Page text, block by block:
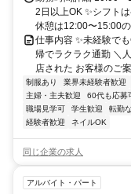
2日以上OK ✨シフト
休憩は12:00〜15:00
仕事内容 ✨未経験で
帰でラクラク通勤 ＼
店された お客様のご
制服あり 業界未経験者歓迎
主婦・主夫歓迎
60代も応募
職場見学可
学生歓迎 転勤な
経験者歓迎
ネイルOK
同じ企業の求人
アルバイト・パート